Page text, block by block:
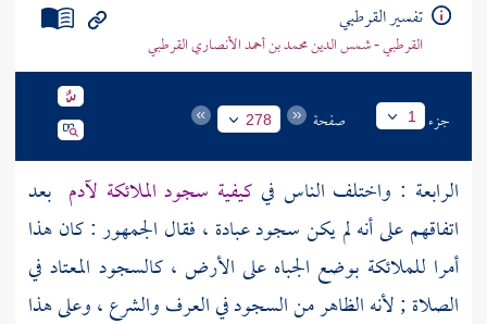
تفسير القرطبي
القرطبي - شمس الدين محمد بن أحمد الأنصاري القرطبي
جزء 1 صفحة 278
الرابعة : واختلف الناس في كيفية سجود الملائكة لآدم بعد
اتفاقهم على أنه لم يكن سجود عبادة ، فقال الجمهور : كان هذا
أمرا للملائكة بوضع الجباه على الأرض ، كالسجود المعتاد في
الصلاة ; لأنه الظاهر من السجود في العرف والشرع ، وعلى هذا